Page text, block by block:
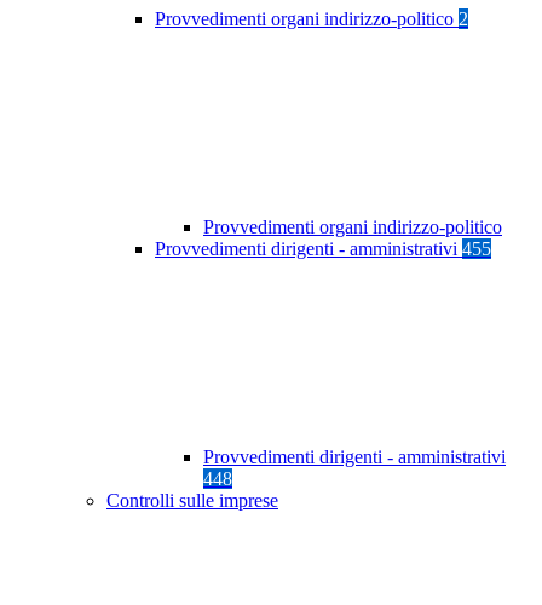
Provvedimenti organi indirizzo-politico 2
Provvedimenti organi indirizzo-politico
Provvedimenti dirigenti - amministrativi 455
Provvedimenti dirigenti - amministrativi
448
Controlli sulle imprese